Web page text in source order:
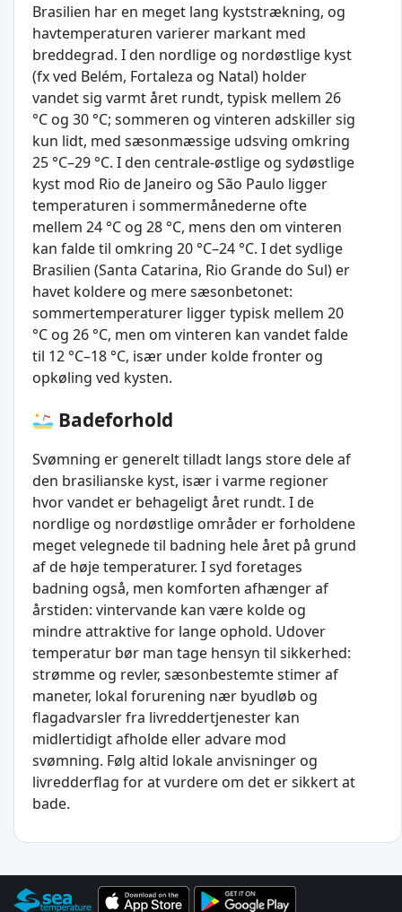
Brasilien har en meget lang kyststrækning, og
havtemperaturen varierer markant med
breddegrad. I den nordlige og nordøstlige kyst
(fx ved Belém, Fortaleza og Natal) holder
vandet sig varmt året rundt, typisk mellem 26
°C og 30 °C; sommeren og vinteren adskiller sig
kun lidt, med sæsonmæssige udsving omkring
25 °C–29 °C. I den centrale-østlige og sydøstlige
kyst mod Rio de Janeiro og São Paulo ligger
temperaturen i sommermånederne ofte
mellem 24 °C og 28 °C, mens den om vinteren
kan falde til omkring 20 °C–24 °C. I det sydlige
Brasilien (Santa Catarina, Rio Grande do Sul) er
havet koldere og mere sæsonbetonet:
sommertemperaturer ligger typisk mellem 20
°C og 26 °C, men om vinteren kan vandet falde
til 12 °C–18 °C, især under kolde fronter og
opkøling ved kysten.
Badeforhold
Svømning er generelt tilladt langs store dele af
den brasilianske kyst, især i varme regioner
hvor vandet er behageligt året rundt. I de
nordlige og nordøstlige områder er forholdene
meget velegnede til badning hele året på grund
af de høje temperaturer. I syd foretages
badning også, men komforten afhænger af
årstiden: vintervande kan være kolde og
mindre attraktive for lange ophold. Udover
temperatur bør man tage hensyn til sikkerhed:
strømme og revler, sæsonbestemte stimer af
maneter, lokal forurening nær byudløb og
flagadvarsler fra livreddertjenester kan
midlertidigt afholde eller advare mod
svømning. Følg altid lokale anvisninger og
livredderflag for at vurdere om det er sikkert at
bade.